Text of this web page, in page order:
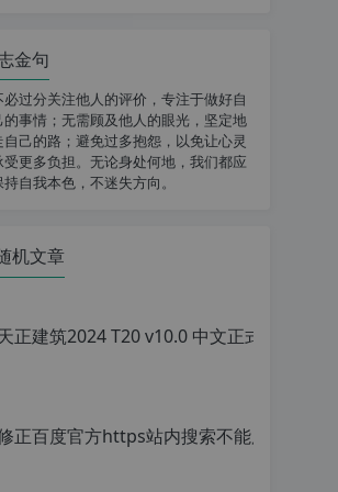
金句
必过分关注他人的评价，专注于做好自
的事情；无需顾及他人的眼光，坚定地
自己的路；避免过多抱怨，以免让心灵
受更多负担。无论身处何地，我们都应
持自我本色，不迷失方向。
机文章